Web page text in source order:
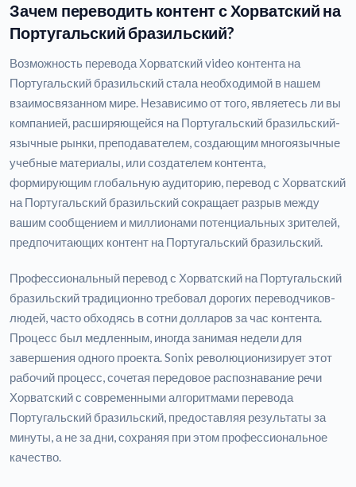
Зачем переводить контент с Хорватский на
Португальский бразильский?
Возможность перевода Хорватский video контента на
Португальский бразильский стала необходимой в нашем
взаимосвязанном мире. Независимо от того, являетесь ли вы
компанией, расширяющейся на Португальский бразильский-
язычные рынки, преподавателем, создающим многоязычные
учебные материалы, или создателем контента,
формирующим глобальную аудиторию, перевод с Хорватский
на Португальский бразильский сокращает разрыв между
вашим сообщением и миллионами потенциальных зрителей,
предпочитающих контент на Португальский бразильский.
Профессиональный перевод с Хорватский на Португальский
бразильский традиционно требовал дорогих переводчиков-
людей, часто обходясь в сотни долларов за час контента.
Процесс был медленным, иногда занимая недели для
завершения одного проекта. Sonix революционизирует этот
рабочий процесс, сочетая передовое распознавание речи
Хорватский с современными алгоритмами перевода
Португальский бразильский, предоставляя результаты за
минуты, а не за дни, сохраняя при этом профессиональное
качество.